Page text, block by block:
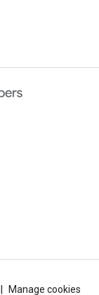
Manage cookies